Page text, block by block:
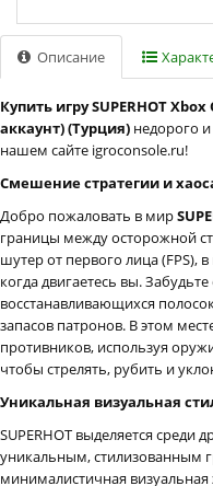
Описание
Купить игру SUPERHOT
аккаунт) (Турция) недорого
нашем сайте igroconsole.ru!
Смешение стратегии и
Добро пожаловать в мир
границы между осторожной
шутер от первого лица (FPS),
когда двигаетесь вы.
восстанавливающихся
запасов патронов. В этом
противников, используя
чтобы стрелять, рубить и
Уникальная визуальная
SUPERHOT выделяется среди
уникальным, стилизованным
минималистичная визуальная